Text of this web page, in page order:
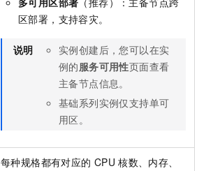
区部署，支持容灾。
说明
实例创建后，您可以在实
例的服务可用性页面查看
主备节点信息。
基础系列实例仅支持单可
用区。
每种规格都有对应的 CPU 核数、内存、